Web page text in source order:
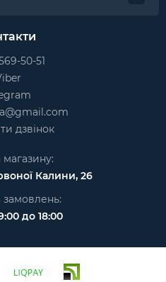
50-51
дзвінок
Калини, 26
до 18:00